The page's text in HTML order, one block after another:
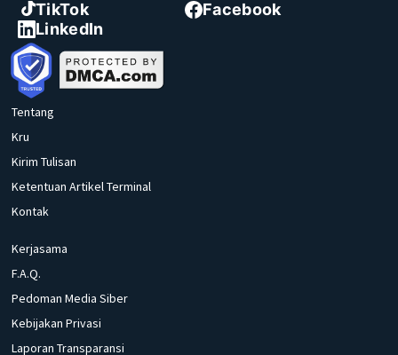
TikTok
Facebook
LinkedIn
Tentang
Kru
Kirim Tulisan
Ketentuan Artikel Terminal
Kontak
Kerjasama
F.A.Q.
Pedoman Media Siber
Kebijakan Privasi
Laporan Transparansi